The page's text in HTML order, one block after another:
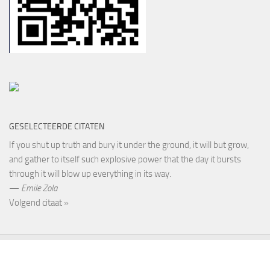
GESELECTEERDE CITATEN
If you shut up truth and bury it under the ground, it will but grow,
and gather to itself such explosive power that the day it bursts
through it will blow up everything in its way.
— Emile Zola
Volgend citaat »